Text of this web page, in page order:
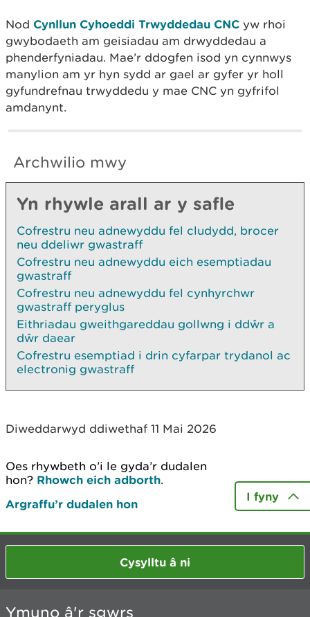
Nod Cynllun Cyhoeddi Trwyddedau CNC yw rhoi
gwybodaeth am geisiadau am drwyddedau a
phenderfyniadau. Mae’r ddogfen isod yn cynnwys
manylion am yr hyn sydd ar gael ar gyfer yr holl
gyfundrefnau trwyddedu y mae CNC yn gyfrifol
amdanynt.
Archwilio mwy
Yn rhywle arall ar y safle
Cofrestru neu adnewyddu fel cludydd, brocer
neu ddeliwr gwastraff
Cofrestru neu adnewyddu eich esemptiadau
gwastraff
Cofrestru neu adnewyddu fel cynhyrchwr
gwastraff peryglus
Eithriadau gweithgareddau gollwng i ddŵr a
dŵr daear
Cofrestru esemptiad i drin cyfarpar trydanol ac
electronig gwastraff
Diweddarwyd ddiwethaf 11 Mai 2026
Oes rhywbeth o’i le gyda’r dudalen
hon? Rhowch eich adborth.
Argraffu’r dudalen hon
I fyny
Cysylltu â ni
Ymuno â'r sgwrs